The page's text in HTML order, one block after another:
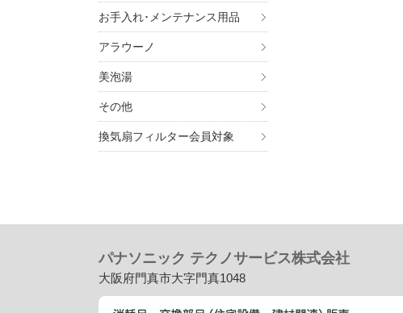
お手入れ･メンテナンス用品
アラウーノ
美泡湯
その他
換気扇フィルター会員対象
パナソニック テクノサービス株式会社
大阪府門真市大字門真1048